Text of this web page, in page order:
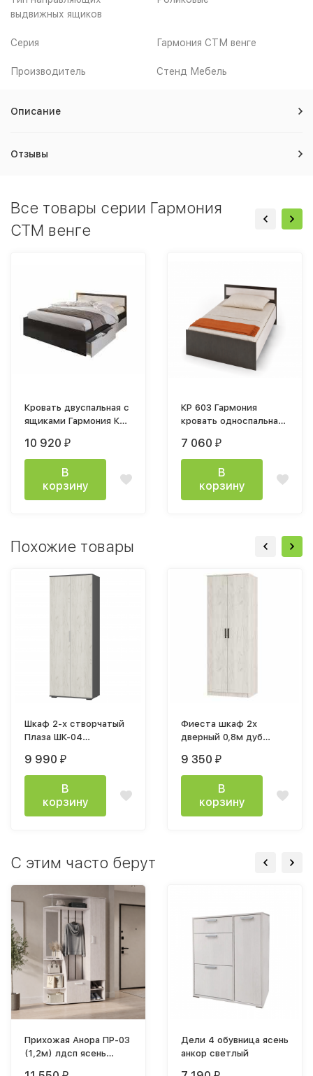
выдвижных ящиков
Серия Гармония СТМ венге
Производитель Стенд Мебель
Описание
Отзывы
Все товары серии Гармония
СТМ венге
Кровать двуспальная с
ящиками Гармония КР
белфорт
10 920 ₽
В
корзину
КР 603 Гармония
кровать односпальная
7 060 ₽
В
корзину
Похожие товары
Шкаф 2-х створчатый
Плаза ШК-04
лдсп графит / дуб
крафт белый
9 990 ₽
В
корзину
Фиеста шкаф 2х
дверный 0,8м дуб
9 350 ₽
В
корзину
С этим часто берут
Прихожая Анора ПР-03
(1,2м) лдсп ясень
Дели 4 обувница ясень
анкор светлый